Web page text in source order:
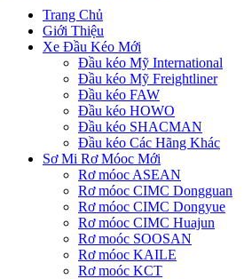
Trang Chủ
Giới Thiệu
Xe Đầu Kéo Mới
Đầu kéo Mỹ International
Đầu kéo Mỹ Freightliner
Đầu kéo FAW
Đầu kéo HOWO
Đầu kéo SHACMAN
Đầu kéo Các Hãng Khác
Sơ Mi Rơ Móoc Mới
Rơ móoc ASEAN
Rơ móoc CIMC Dongguan
Rơ móoc CIMC Dongyue
Rơ móoc CIMC Huajun
Rơ moóc SOOSAN
Rơ móoc KAILE
Rơ moóc KCT